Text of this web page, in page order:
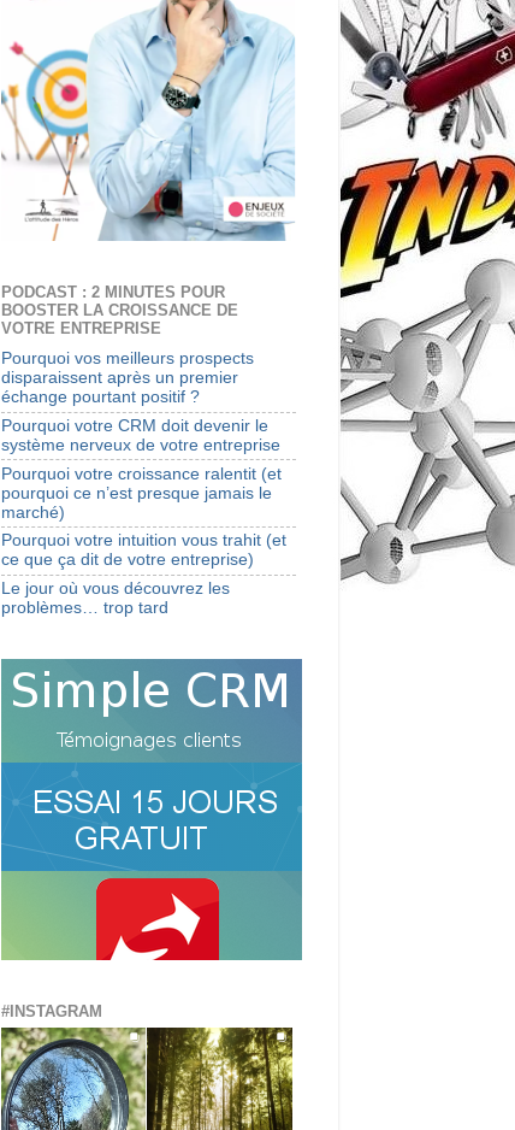
PODCAST : 2 MINUTES POUR
BOOSTER LA CROISSANCE DE
VOTRE ENTREPRISE
Pourquoi vos meilleurs prospects
disparaissent après un premier
échange pourtant positif ?
Pourquoi votre CRM doit devenir le
système nerveux de votre entreprise
Pourquoi votre croissance ralentit (et
pourquoi ce n’est presque jamais le
marché)
Pourquoi votre intuition vous trahit (et
ce que ça dit de votre entreprise)
Le jour où vous découvrez les
problèmes… trop tard
#INSTAGRAM